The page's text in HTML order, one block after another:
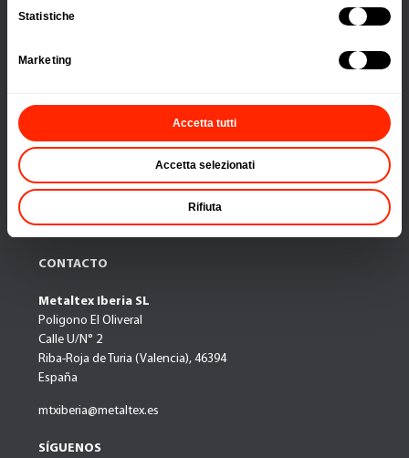
Statistiche
Marketing
Accetta tutti
Accetta selezionati
Rifiuta
Organización del baño
NOVEDADES
CATÁLOGO
CONTACTO
Metaltex Iberia SL
Poligono El Oliveral
Calle U/N° 2
Riba-Roja de Turia (Valencia), 46394
España
mtxiberia@metaltex.es
SÍGUENOS